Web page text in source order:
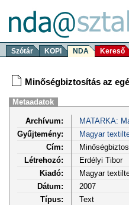
Szótár KOPI NDA Kereső
Minőségbiztosítás az
Metaadatok
Archívum:
MATARKA:
Gyűjtemény:
Magyar
Cím:
Létrehozó:
Erdélyi Tibor
Kiadó:
Magyar
Dátum:
2007
Típus:
Text